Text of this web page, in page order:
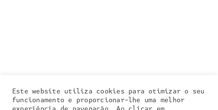
Este website utiliza cookies para otimizar o seu
funcionamento e proporcionar-lhe uma melhor